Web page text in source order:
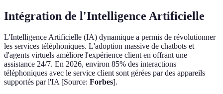
Intégration de l'Intelligence Artificielle
L'Intelligence Artificielle (IA) dynamique a permis de révolutionner
les services téléphoniques. L'adoption massive de chatbots et
d'agents virtuels améliore l'expérience client en offrant une
assistance 24/7. En 2026, environ 85% des interactions
téléphoniques avec le service client sont gérées par des appareils
supportés par l'IA [Source: Forbes].